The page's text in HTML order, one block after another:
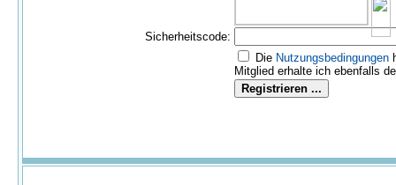
Sicherheitscode:
Die Nutzungs­bedingungen
Mitglied erhalte ich ebenfalls